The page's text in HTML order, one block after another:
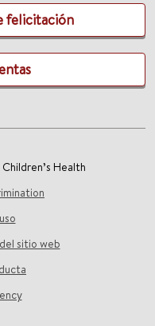
felicitación
Health
sitio web